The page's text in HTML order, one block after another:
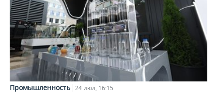
Промышленность 24 июл, 16:15